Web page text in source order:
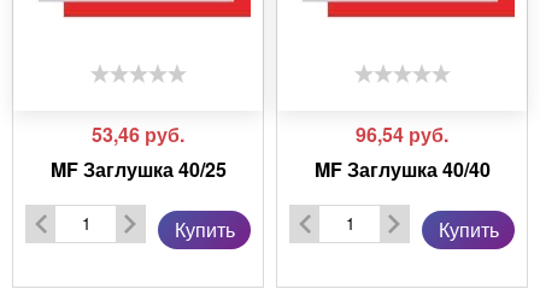
53,46 руб.
MF Заглушка 40/25
Купить
96,54 руб.
MF Заглушка 40/40
Купить